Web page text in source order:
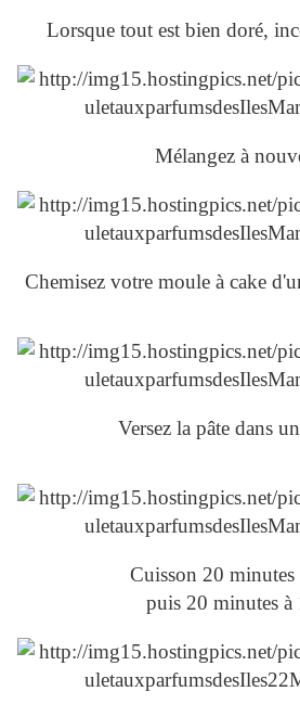
Lorsque tout est bien doré,
Mélangez à
Chemisez votre moule à cake
Versez la pâte dans
Cuisson 20 minutes
puis 20 minutes à